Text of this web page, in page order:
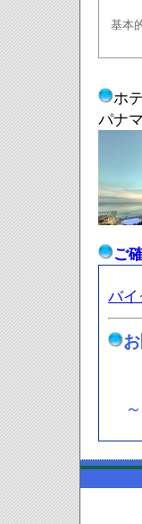
基本
ホ
パナ
ご
バイ
～